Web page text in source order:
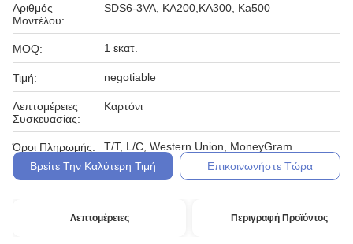
Αριθμός
Μοντέλου:
SDS6-3VA, KA200,KA300, Ka500
MOQ: 1 εκατ.
Τιμή: negotiable
Λεπτομέρειες
Συσκευασίας:
Καρτόνι
Όροι Πληρωμής:
T/T, L/C, Western Union, MoneyGram
Βρείτε Την Καλύτερη Τιμή
Επικοινωνήστε Τώρα
Λεπτομέρειες Περιγραφή Προϊόντος